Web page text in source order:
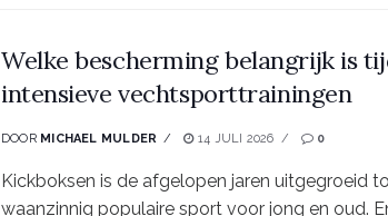
Welke bescherming belangrijk is
intensieve vechtsporttrainingen
DOOR MICHAEL MULDER 14 JULI 2026 0
Kickboksen is de afgelopen jaren uitgegroeid
waanzinnig populaire sport voor jong en oud.